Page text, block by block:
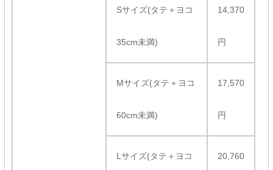
Sサイズ(タテ＋ヨコ
35cm未満)
14,370
円
Mサイズ(タテ＋ヨコ
60cm未満)
17,570
円
Lサイズ(タテ＋ヨコ 20,760